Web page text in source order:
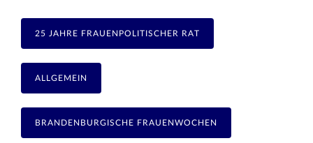
25 JAHRE FRAUENPOLITISCHER RAT
ALLGEMEIN
BRANDENBURGISCHE FRAUENWOCHEN